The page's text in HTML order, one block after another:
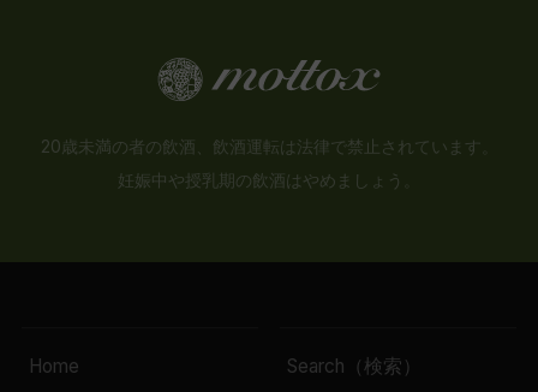
20歳未満の者の飲酒、飲酒運転は法律で禁止されています。
妊娠中や授乳期の飲酒はやめましょう。
Home
Search（検索）